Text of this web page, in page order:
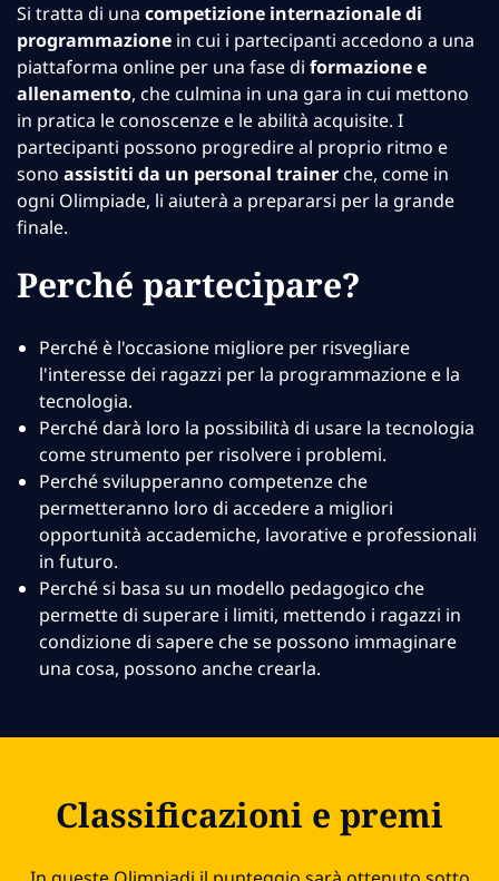
Si tratta di una competizione internazionale di
programmazione in cui i partecipanti accedono a una
piattaforma online per una fase di formazione e
allenamento, che culmina in una gara in cui mettono
in pratica le conoscenze e le abilità acquisite. I
partecipanti possono progredire al proprio ritmo e
sono assistiti da un personal trainer che, come in
ogni Olimpiade, li aiuterà a prepararsi per la grande
finale.
Perché partecipare?
Perché è l'occasione migliore per risvegliare
l'interesse dei ragazzi per la programmazione e la
tecnologia.
Perché darà loro la possibilità di usare la tecnologia
come strumento per risolvere i problemi.
Perché svilupperanno competenze che
permetteranno loro di accedere a migliori
opportunità accademiche, lavorative e professionali
in futuro.
Perché si basa su un modello pedagogico che
permette di superare i limiti, mettendo i ragazzi in
condizione di sapere che se possono immaginare
una cosa, possono anche crearla.
Classificazioni e premi